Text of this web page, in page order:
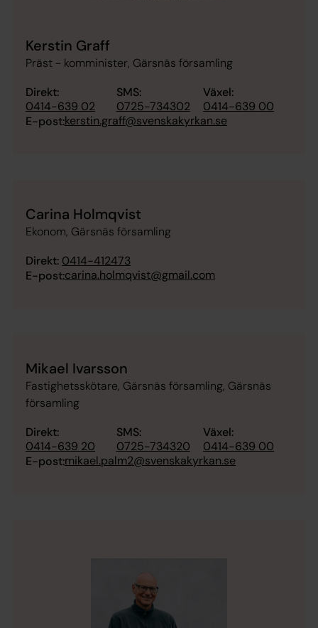
Kerstin Graff
Präst - komminister, Gärsnäs församling
Direkt:
0414-639 02
SMS:
0725-734302
Växel:
0414-639 00
E-post:kerstin.graff@svenskakyrkan.se
Carina Holmqvist
Ekonom, Gärsnäs församling
Direkt: 0414-412473
E-post:carina.holmqvist@gmail.com
Mikael Ivarsson
Fastighetsskötare, Gärsnäs församling, Gärsnäs
församling
Direkt:
0414-639 20
SMS:
0725-734320
Växel:
0414-639 00
E-post:mikael.palm2@svenskakyrkan.se